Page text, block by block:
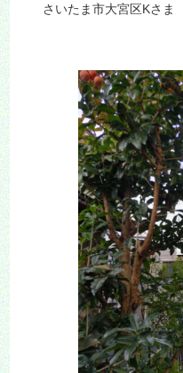
さいたま市大宮区Kさま